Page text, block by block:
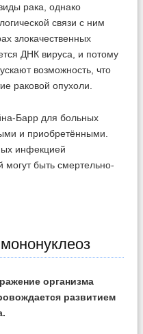
рака, однако
связи с ним
злокачественных
ДНК вируса, и потому
возможность, что
раковой опухоли.
Барр для больных
и приобретёнными.
инфекцией
могут быть смертельно-
организма
развитием